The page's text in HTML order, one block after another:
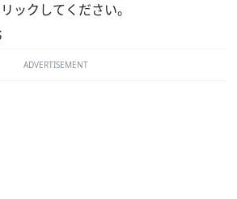
ックしてください。
ADVERTISEMENT